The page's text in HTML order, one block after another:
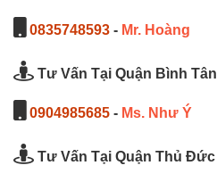
0835748593 - Mr. Hoàng
Tư Vấn Tại Quận Bình Tân
0904985685 - Ms. Như Ý
Tư Vấn Tại Quận Thủ Đức